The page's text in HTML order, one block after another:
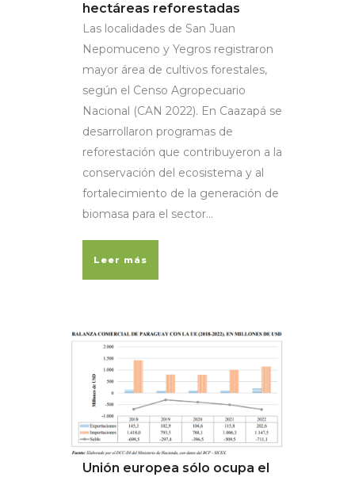
hectáreas reforestadas
Las localidades de San Juan
Nepomuceno y Yegros registraron
mayor área de cultivos forestales,
según el Censo Agropecuario
Nacional (CAN 2022). En Caazapá se
desarrollaron programas de
reforestación que contribuyeron a la
conservación del ecosistema y al
fortalecimiento de la generación de
biomasa para el sector...
Leer más
Unión europea sólo ocupa el